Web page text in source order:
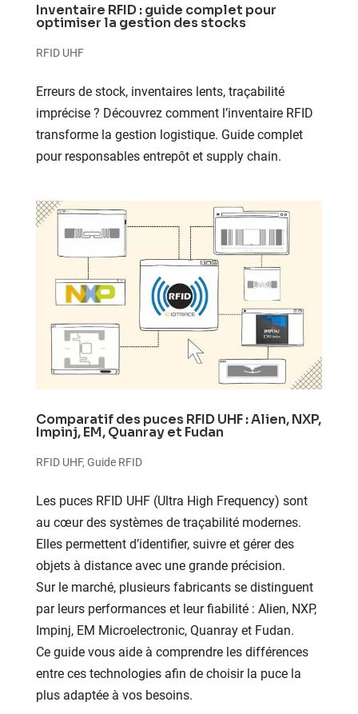
Inventaire RFID : guide complet pour
optimiser la gestion des stocks
RFID UHF
Erreurs de stock, inventaires lents, traçabilité
imprécise ? Découvrez comment l’inventaire RFID
transforme la gestion logistique. Guide complet
pour responsables entrepôt et supply chain.
Comparatif des puces RFID UHF : Alien, NXP,
Impinj, EM, Quanray et Fudan
RFID UHF, Guide RFID
Les puces RFID UHF (Ultra High Frequency) sont
au cœur des systèmes de traçabilité modernes.
Elles permettent d’identifier, suivre et gérer des
objets à distance avec une grande précision.
Sur le marché, plusieurs fabricants se distinguent
par leurs performances et leur fiabilité : Alien, NXP,
Impinj, EM Microelectronic, Quanray et Fudan.
Ce guide vous aide à comprendre les différences
entre ces technologies afin de choisir la puce la
plus adaptée à vos besoins.